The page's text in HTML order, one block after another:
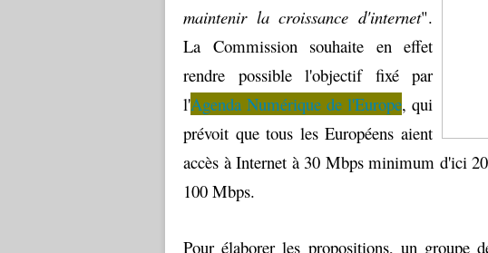
maintenir la croissance d'internet".
La Commission souhaite en effet
rendre possible l'objectif fixé par
l'Agenda Numérique de l'Europe, qui
prévoit que tous les Européens aient
accès à Internet à 30 Mbps minimum d'ici
100 Mbps.
Pour élaborer les propositions, un groupe